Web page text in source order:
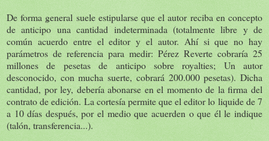
De forma general suele estipularse que el autor reciba en concepto
de anticipo una cantidad indeterminada (totalmente libre y de
común acuerdo entre el editor y el autor. Ahí si que no hay
parámetros de referencia para medir: Pérez Reverte cobraría 25
millones de pesetas de anticipo sobre royalties; Un autor
desconocido, con mucha suerte, cobrará 200.000 pesetas). Dicha
cantidad, por ley, debería abonarse en el momento de la firma del
contrato de edición. La cortesía permite que el editor lo liquide de 7
a 10 días después, por el medio que acuerden o que él le indique
(talón, transferencia...).